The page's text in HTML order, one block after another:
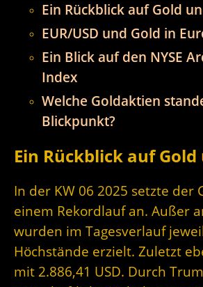
Ein Rückblick auf Gold
EUR/USD und Gold in
Ein Blick auf den NYSE
Index
Welche Goldaktien
Blickpunkt?
Ein Rückblick auf
In der KW 06 2025 setzte der
einem Rekordlauf an. Außer
wurden im Tagesverlauf
Höchstände erzielt. Zuletzt
mit 2.886,41 USD. Durch